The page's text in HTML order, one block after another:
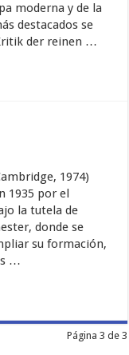
moderna y de la
destacados se
der reinen …
1974)
1935 por el
la tutela de
donde se
su formación,
…
Página 3 de 3